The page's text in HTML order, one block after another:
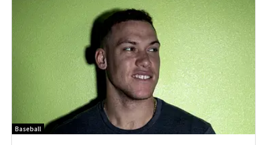
Baseball